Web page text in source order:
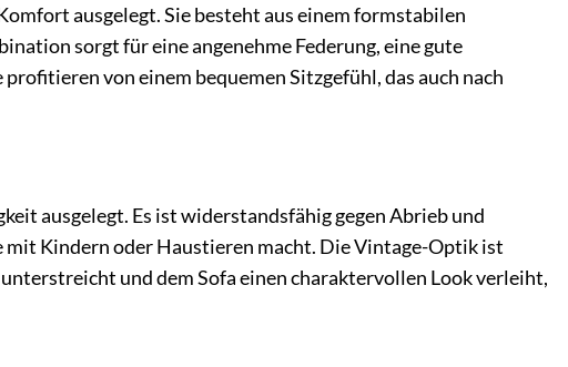
ausgelegt. Sie besteht aus einem formstabilen
sorgt für eine angenehme Federung, eine gute
von einem bequemen Sitzgefühl, das auch nach
ausgelegt. Es ist widerstandsfähig gegen Abrieb und
mit Kindern oder Haustieren macht. Die Vintage-Optik ist
und dem Sofa einen charaktervollen Look verleiht,